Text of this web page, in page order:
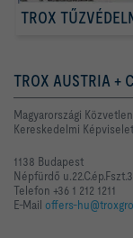
TROX
TROX AUSTRIA +
Magyarországi Közvetlen
Kereskedelmi
1138 Budapest
Népfürdő
Telefon +36 1 212 1211
E-Mail offers-